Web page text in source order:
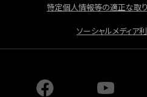
特定個人情報等の適正な取
ソーシャルメディア